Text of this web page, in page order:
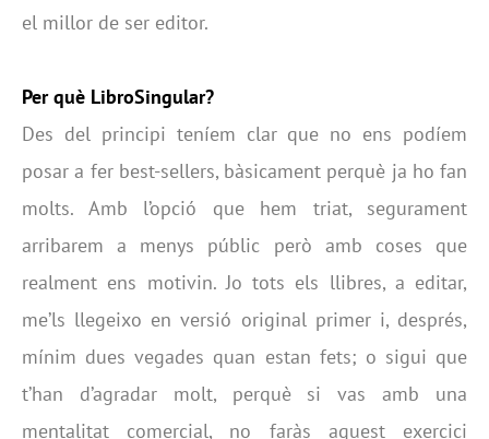
el millor de ser editor.
Per què LibroSingular?
Des del principi teníem clar que no ens podíem
posar a fer best-sellers, bàsicament perquè ja ho fan
molts. Amb l’opció que hem triat, segurament
arribarem a menys públic però amb coses que
realment ens motivin. Jo tots els llibres, a editar,
me’ls llegeixo en versió original primer i, després,
mínim dues vegades quan estan fets; o sigui que
t’han d’agradar molt, perquè si vas amb una
mentalitat comercial, no faràs aquest exercici